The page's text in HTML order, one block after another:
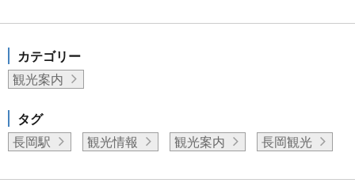
カテゴリー
観光案内
タグ
長岡駅
観光情報 観光案内 長岡観光